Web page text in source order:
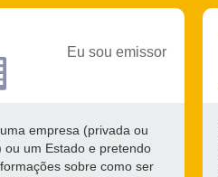
Eu sou emissor
empresa (privada ou
ou um Estado e pretendo
sobre como ser